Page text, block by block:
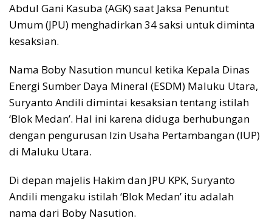
Abdul Gani Kasuba (AGK) saat Jaksa Penuntut
Umum (JPU) menghadirkan 34 saksi untuk diminta
kesaksian.
Nama Boby Nasution muncul ketika Kepala Dinas
Energi Sumber Daya Mineral (ESDM) Maluku Utara,
Suryanto Andili dimintai kesaksian tentang istilah
‘Blok Medan’. Hal ini karena diduga berhubungan
dengan pengurusan Izin Usaha Pertambangan (IUP)
di Maluku Utara.
Di depan majelis Hakim dan JPU KPK, Suryanto
Andili mengaku istilah ‘Blok Medan’ itu adalah
nama dari Boby Nasution.